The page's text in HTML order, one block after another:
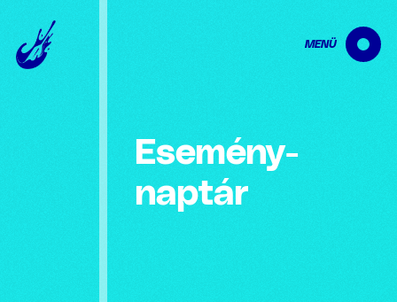
MENÜ
Esemény­
naptár